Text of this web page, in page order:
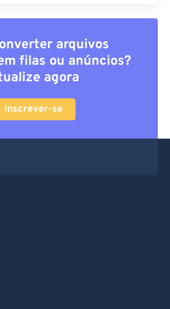
arquivos
filas ou anúncios?
agora
Inscrever-se